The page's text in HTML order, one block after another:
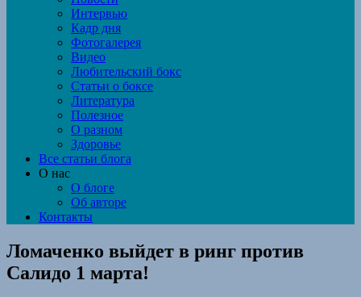
Интервью
Кадр дня
Фотогалерея
Видео
Любительский бокс
Статьи о боксе
Литература
Полезное
О разном
Здоровье
Все статьи блога
О нас
О блоге
Об авторе
Контакты
Ломаченко выйдет в ринг против
Салидо 1 марта!